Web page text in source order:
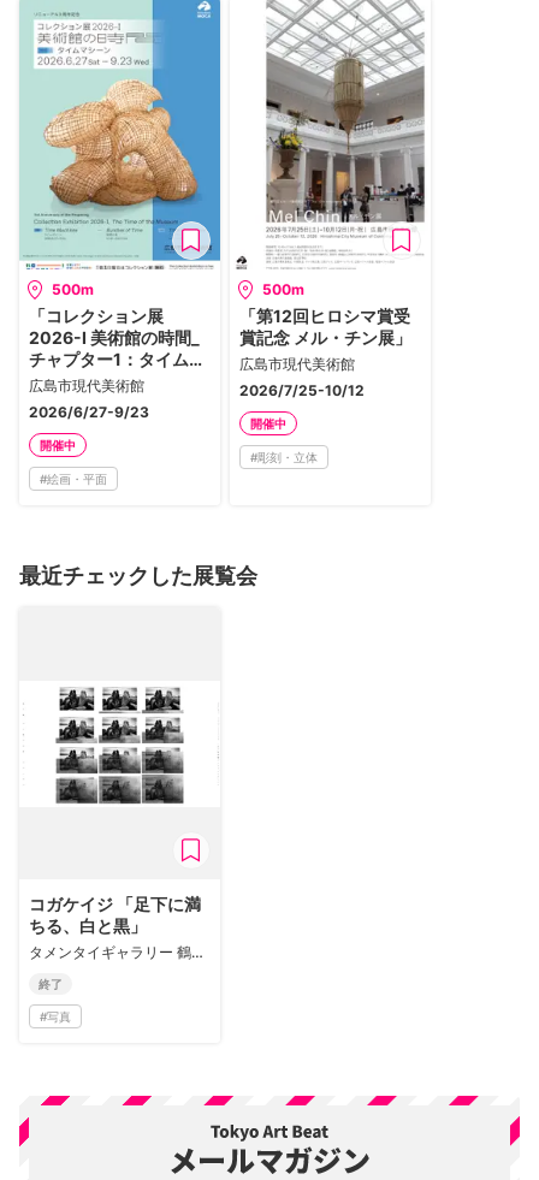
500m
「コレクション展
2026-Ⅰ 美術館の時間_
チャプター1：タイムマ
シーン」
広島市現代美術館
2026/6/27-9/23
開催中
#絵画・平面
500m
「第12回ヒロシマ賞受
賞記念 メル・チン展」
広島市現代美術館
2026/7/25-10/12
開催中
#彫刻・立体
最近チェックした展覧会
コガケイジ 「足下に満
ちる、白と黒」
タメンタイギャラリー 鶴見町ラボ
終了
#写真